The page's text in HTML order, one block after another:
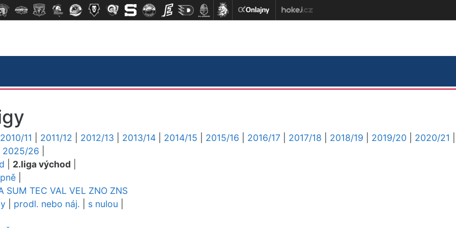
2010/11 2011/12 2012/13 2013/14 2014/15 2015/16 2016/17 2017/18 2018/19 2019/20 2020/21
2025/26
2.liga východ
SUM TEC VAL VEL ZNO ZNS
prodl. nebo náj. s nulou